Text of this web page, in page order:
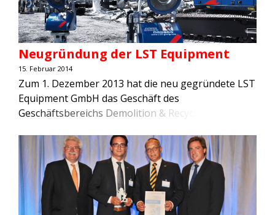
Neugründung der LST Equipment
15. Februar 2014
Zum 1. Dezember 2013 hat die neu gegründete LST
Equipment GmbH das Geschäft des
Geschäftsbereichs Demolition & Recycling der LST
Unternehmens ist der langjährige LST-Mitarbeiter
Ekkehard Gränz. Unter der neuen Gesellschaft LST
Equip-ment GmbH produziert, verkauft, ver-mietet
und repariert LST Demolition & Recycling
Anbaugeräte für Abbruch und Recycling sowie